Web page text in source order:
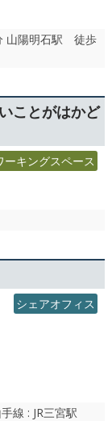
山陽明石駅 徒歩
ことがはかど
ーキングスペース
シェアオフィス
線 : JR三宮駅